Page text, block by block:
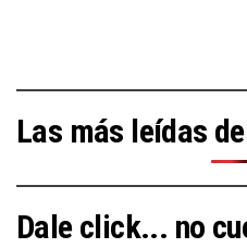
Las más leídas
Dale click... no